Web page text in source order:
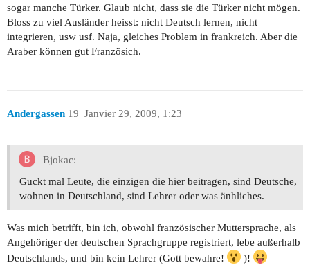
sogar manche Türker. Glaub nicht, dass sie die Türker nicht mögen.
Bloss zu viel Ausländer heisst: nicht Deutsch lernen, nicht
integrieren, usw usf. Naja, gleiches Problem in frankreich. Aber die
Araber können gut Französich.
Andergassen Janvier 29, 2009, 1:23
19
Bjokac:
Guckt mal Leute, die einzigen die hier beitragen, sind Deutsche,
wohnen in Deutschland, sind Lehrer oder was änhliches.
Was mich betrifft, bin ich, obwohl französischer Muttersprache, als
Angehöriger der deutschen Sprachgruppe registriert, lebe außerhalb
Deutschlands, und bin kein Lehrer (Gott bewahre!
)!